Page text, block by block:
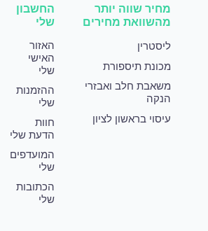
מחיר שווה יותר
מהשוואת מחירים
ליסטרין
מכונת תיספורת
משאבת חלב ואבזרי
הנקה
עיסוי בראשון לציון
החשבון
שלי
האזור
האישי
שלי
ההזמנות
שלי
חוות
הדעת שלי
המועדפים
שלי
הכתובות
שלי